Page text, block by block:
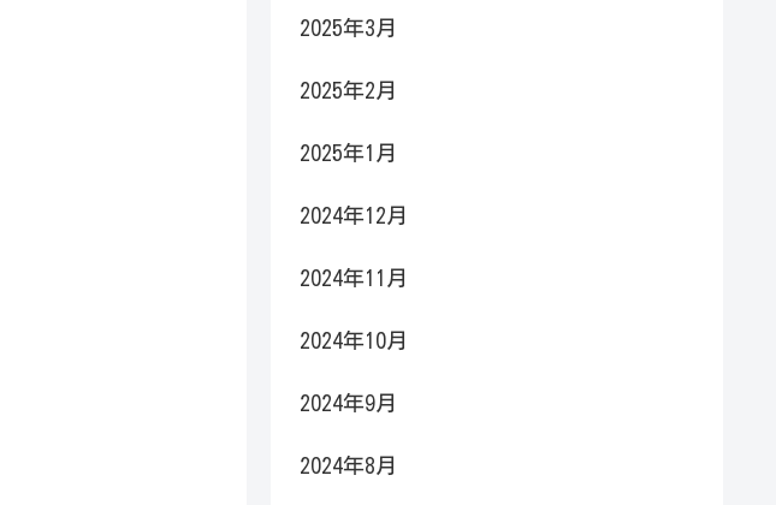
2025年3月
2025年2月
2025年1月
2024年12月
2024年11月
2024年10月
2024年9月
2024年8月